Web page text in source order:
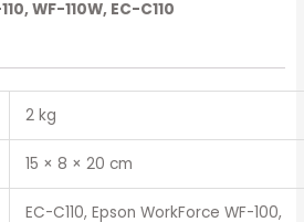
WF-110W, EC-C110
2 kg
15 × 8 × 20 cm
EC-C110, Epson WorkForce WF-100,